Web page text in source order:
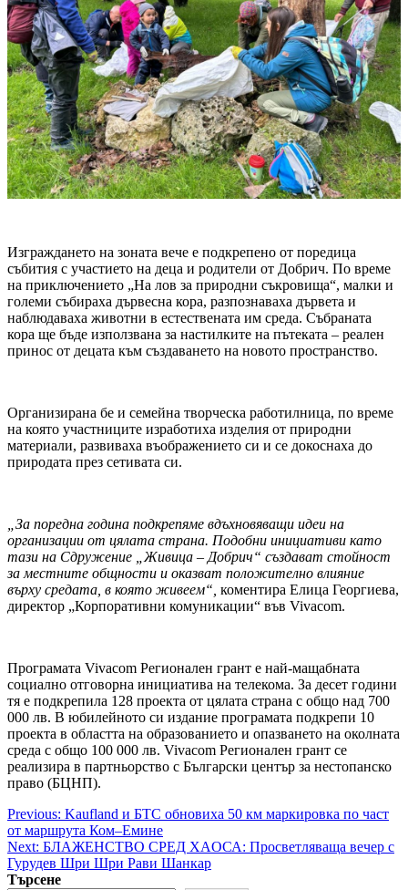
Изграждането на зоната вече е подкрепено от поредица
събития с участието на деца и родители от Добрич. По време
на приключението „На лов за природни съкровища“, малки и
големи събираха дървесна кора, разпознаваха дървета и
наблюдаваха животни в естествената им среда. Събраната
кора ще бъде използвана за настилките на пътеката – реален
принос от децата към създаването на новото пространство.
Организирана бе и семейна творческа работилница, по време
на която участниците изработиха изделия от природни
материали, развиваха въображението си и се докоснаха до
природата през сетивата си.
„За поредна година подкрепяме вдъхновяващи идеи на
организации от цялата страна. Подобни инициативи като
тази на Сдружение „Живица – Добрич“ създават стойност
за местните общности и оказват положително влияние
върху средата, в която живеем“, коментира Елица Георгиева,
директор „Корпоративни комуникации“ във Vivacom.
Програмата Vivacom Регионален грант е най-мащабната
социално отговорна инициатива на телекома. За десет години
тя е подкрепила 128 проекта от цялата страна с общо над 700
000 лв. В юбилейното си издание програмата подкрепи 10
проекта в областта на образованието и опазването на околната
среда с общо 100 000 лв. Vivacom Регионален грант се
реализира в партньорство с Български център за нестопанско
право (БЦНП).
Post
navigation
Previous: Kaufland и БТС обновиха 50 км маркировка по част
от маршрута Ком–Емине
Next: БЛАЖЕНСТВО СРЕД ХАOСА: Просветляваща вечер с
Гурудев Шри Шри Рави Шанкар
Търсене